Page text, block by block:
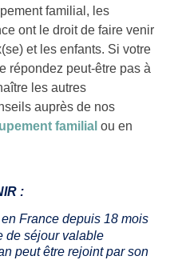
familial, les
ont le droit de faire venir
et les enfants. Si votre
répondez peut-être pas à
les autres
auprès de nos
familial ou en
:
France depuis 18 mois
de séjour valable
peut être rejoint par son